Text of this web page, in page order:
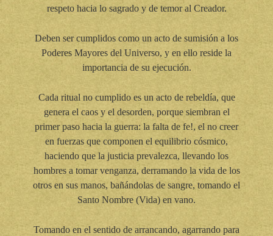
respeto hacia lo sagrado y de temor al Creador.
Deben ser cumplidos como un acto de sumisión a los
Poderes Mayores del Universo, y en ello reside la
importancia de su ejecución.
Cada ritual no cumplido es un acto de rebeldía, que
genera el caos y el desorden, porque siembran el
primer paso hacia la guerra: la falta de fe!, el no creer
en fuerzas que componen el equilibrio cósmico,
haciendo que la justicia prevalezca, llevando los
hombres a tomar venganza, derramando la vida de los
otros en sus manos, bañándolas de sangre, tomando el
Santo Nombre (Vida) en vano.
Tomando en el sentido de arrancando, agarrando para